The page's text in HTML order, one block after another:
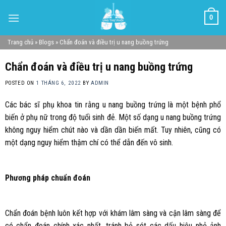
0
Trang chủ » Blogs » Chẩn đoán và điều trị u nang buồng trứng
Chẩn đoán và điều trị u nang buồng trứng
POSTED ON 1 THÁNG 6, 2022 BYADMIN
Các bác sĩ phụ khoa tin rằng u nang buồng trứng là một bệnh phổ
biến ở phụ nữ trong độ tuổi sinh đẻ. Một số dạng u nang buồng trứng
không nguy hiểm chút nào và dần dần biến mất. Tuy nhiên, cũng có
một dạng nguy hiểm thậm chí có thể dẫn đến vô sinh.
Phương pháp chuẩn đoán
Chẩn đoán bệnh luôn kết hợp với khám lâm sàng và cận lâm sàng để